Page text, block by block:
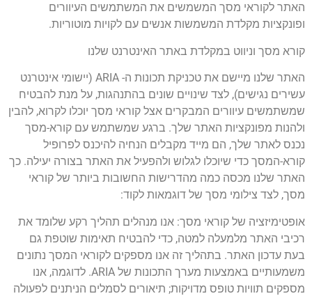
האתר לקוראי מסך המשמשים את המשתמשים העיוורים
ופונקציות מקלדת המשמשות אנשים עם לקויות מוטוריות.
קורא מסך וניווט במקלדת באתר האינטרנט שלנו
האתר שלנו מיישם את טכניקת תכונות ה- ARIA (יישומי אינטרנט
עשירים נגישים), לצד שינויים שונים בהתנהגות, על מנת להבטיח
שמשתמשים עיוורים המבקרים אצל קוראי מסך יוכלו לקרוא, להבין
ולהנות מפונקציות האתר שלך. ברגע שמשתמש עם קורא-מסך
נכנס לאתר שלך, הם מייד מקבלים הנחיה להיכנס לפרופיל
קורא-המסך כדי שיוכלו לגלוש ולהפעיל את האתר בצורה יעילה. כך
האתר שלנו מכסה כמה מהדרישות החשובות ביותר של קוראי
מסך, לצד צילומי מסך של דוגמאות לקוד:
אופטימיזציה של קוראי מסך: אנו מנהלים תהליך רקע שלומד את
רכיבי האתר מלמעלה למטה, כדי להבטיח תאימות שוטפת גם
בעת עדכון האתר. בתהליך זה אנו מספקים לקוראי המסך נתונים
משמעותיים באמצעות מערך התכונות של ARIA. לדוגמה, אנו
מספקים תוויות טופס מדויקות; תיאורים לסמלים הניתנים לפעולה